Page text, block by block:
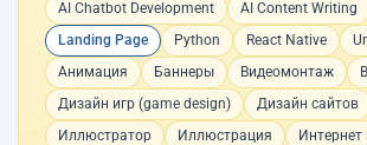
AI Chatbot Development
AI Content Writing
Landing Page
Python React Native
Анимация
Баннеры Видеомонтаж
Дизайн игр (game design)
Дизайн сайтов
Иллюстратор
Иллюстрация
Интернет